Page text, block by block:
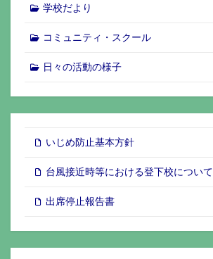
学校だより
コミュニティ・スクール
日々の活動の様子
いじめ防止基本方針
台風接近時等における登下校について
出席停止報告書